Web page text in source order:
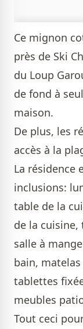
Ce mignon
près de Ski
du Loup
de fond à
maison.
De plus, les
accès à la
La résidence
inclusions:
table de la
de la
salle à
bain,
tablettes
meubles
Tout ceci